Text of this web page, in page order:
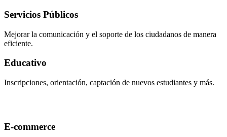
Servicios Públicos
Mejorar la comunicación y el soporte de los ciudadanos de manera
eficiente.
Educativo
Inscripciones, orientación, captación de nuevos estudiantes y más.
E-commerce